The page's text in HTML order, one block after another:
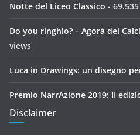
Notte del Liceo Classico -
Do you ringhio? – Agorà del
views
Luca in Drawings: un disegno
Premio NarrAzione 2019: II
Disclaimer